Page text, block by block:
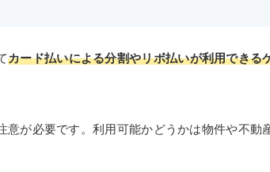
カード払いによる分割やリボ払いが利用できる
が必要です。利用可能かどうかは物件や不動